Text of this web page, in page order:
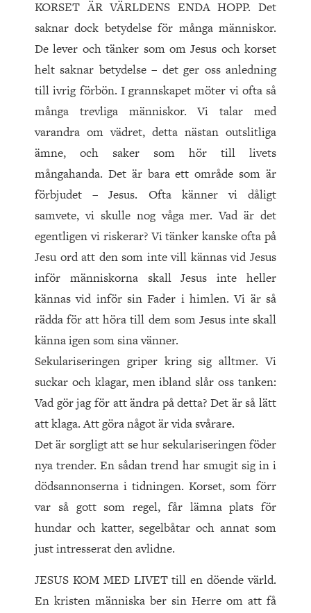
KORSET ÄR VÄRLDENS ENDA HOPP. Det
saknar dock betydelse för många människor.
De lever och tänker som om Jesus och korset
helt saknar betydelse – det ger oss anledning
till ivrig förbön. I grannskapet möter vi ofta så
många trevliga människor. Vi talar med
varandra om vädret, detta nästan outslitliga
ämne, och saker som hör till livets
mångahanda. Det är bara ett område som är
förbjudet – Jesus. Ofta känner vi dåligt
samvete, vi skulle nog våga mer. Vad är det
egentligen vi riskerar? Vi tänker kanske ofta på
Jesu ord att den som inte vill kännas vid Jesus
inför människorna skall Jesus inte heller
kännas vid inför sin Fader i himlen. Vi är så
rädda för att höra till dem som Jesus inte skall
känna igen som sina vänner.
Sekulariseringen griper kring sig alltmer. Vi
suckar och klagar, men ibland slår oss tanken:
Vad gör jag för att ändra på detta? Det är så lätt
att klaga. Att göra något är vida svårare.
Det är sorgligt att se hur sekulariseringen föder
nya trender. En sådan trend har smugit sig in i
dödsannonserna i tidningen. Korset, som förr
var så gott som regel, får lämna plats för
hundar och katter, segelbåtar och annat som
just intresserat den avlidne.
JESUS KOM MED LIVET till en döende värld.
En kristen människa ber sin Herre om att få